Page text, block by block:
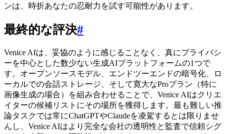
ンは、時折あなたの忍耐力を試す可能性があります。
最終的な評決#
Venice AIは、妥協のように感じることなく、真にプライバシ
ーを中心とした数少ない生成AIプラットフォームの1つで
す。オープンソースモデル、エンドツーエンドの暗号化、ロ
ーカルでの会話ストレージ、そして寛大なProプラン（特に
画像生成の場合）を組み合わせることで、Venice AIはクリエ
イターの候補リストにその場所を獲得します。最も難しい推
論タスクでは常にChatGPTやClaudeを凌駕するとは限りませ
んし、Venice AIはより完全な会社の透明性と監査で信頼シグ